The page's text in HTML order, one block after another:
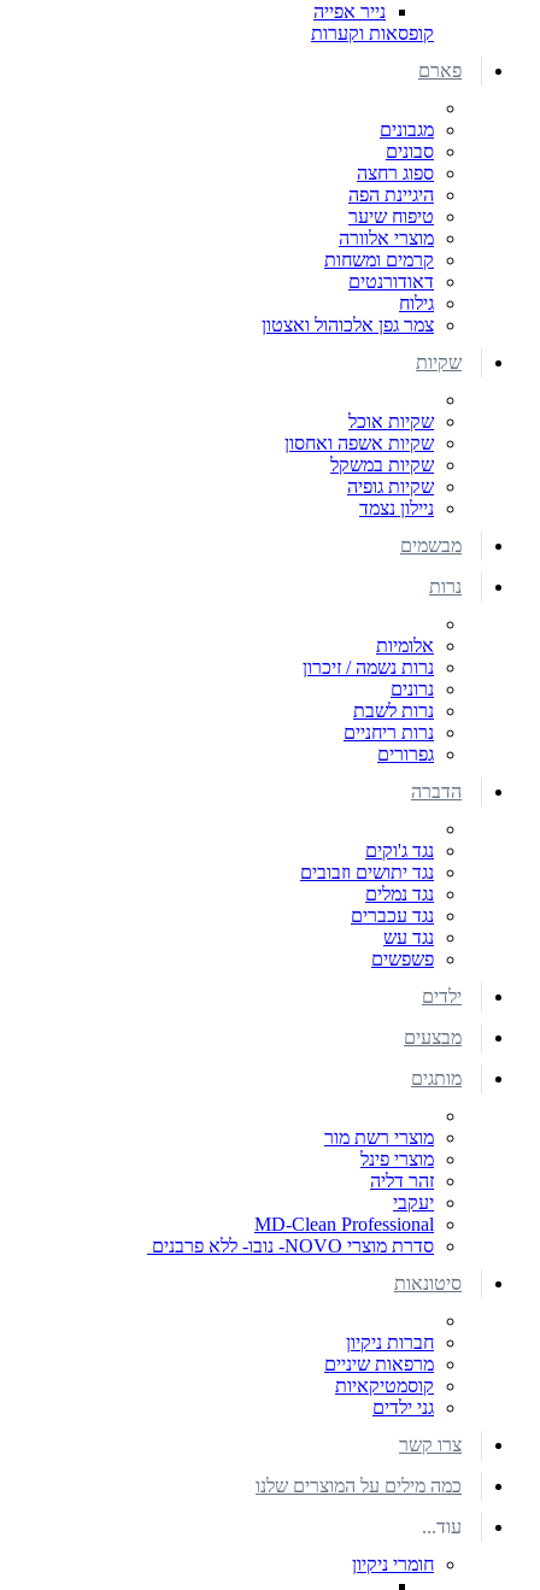
נייר אפייה
קופסאות וקערות
פארם
מגבונים
סבונים
ספוג רחצה
היגיינת הפה
טיפוח שיער
מוצרי אלוורה
קרמים ומשחות
דאודורנטים
גילוח
צמר גפן אלכוהול ואצטון
שקיות
שקיות אוכל
שקיות אשפה ואחסון
שקיות במשקל
שקיות גופיה
ניילון נצמד
מבשמים
נרות
אלומיות
נרות נשמה / זיכרון
נרונים
נרות לשבת
נרות ריחניים
גפרורים
הדברה
נגד ג'וקים
נגד יתושים וזבובים
נגד נמלים
נגד עכברים
נגד עש
פשפשים
ילדים
מבצעים
מותגים
מוצרי רשת מור
מוצרי פינל
זהר דליה
יעקבי
MD-Clean Professional
סדרת מוצרי NOVO- נובו- ללא פרבנים
סיטונאות
חברות ניקיון
מרפאות שיניים
קוסמטיקאיות
גני ילדים
צרו קשר
כמה מילים על המוצרים שלנו
עוד...
חומרי ניקיון